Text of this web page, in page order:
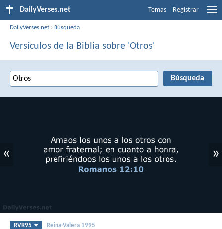
DailyVerses.net Temas Registrar
DailyVerses.net › Búsqueda
Versículos de la Biblia sobre 'Otros'
« »
RVR95 Reina-Valera 1995